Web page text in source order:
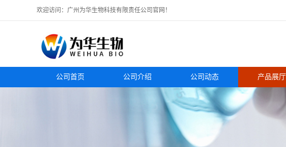
欢迎访问：广州为华生物科技有限责任公司官网！
公司首页 公司介绍 公司动态 产品展厅